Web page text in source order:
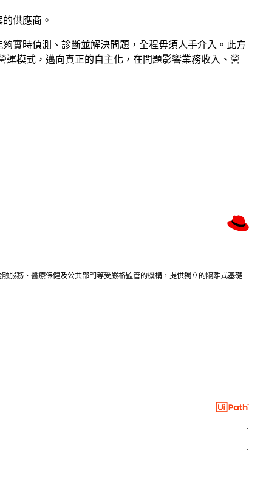
供應商。
實時偵測、診斷並解決問題，全程毋須人手介入。此方
運模式，邁向真正的自主化，在問題影響業務收入、營
融服務、醫療保健及公共部門等受嚴格監管的機構，提供獨立的隔離式基礎
.
.